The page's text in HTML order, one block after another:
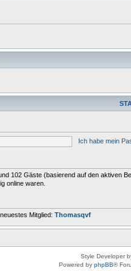
Ich habe mein
102 Gäste (basierend auf den aktiven
online waren.
Mitglied: Thomasqvf
Style Developer
Powered by phpBB®